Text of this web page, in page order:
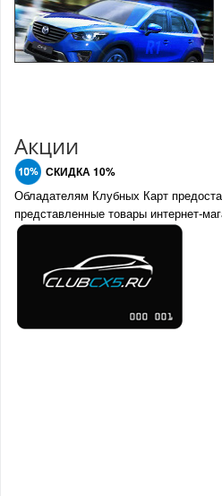
Акции
СКИДКА 10%
Обладателям Клубных Карт
представленные товары интернет-